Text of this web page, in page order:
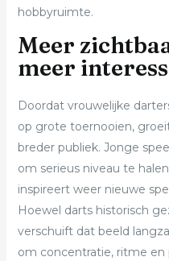
hobbyruimte.
Meer
meer
Doordat vrouwelijke
op grote toernooien,
breder publiek. Jonge
om serieus niveau te
inspireert weer nieuwe
Hoewel darts historisch
verschuift dat beeld
om concentratie, ritme en